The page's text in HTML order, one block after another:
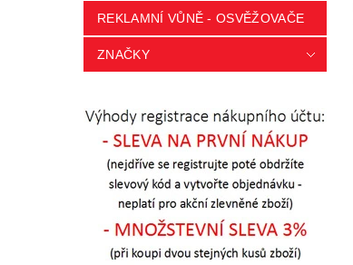
REKLAMNÍ VŮNĚ - OSVĚŽOVAČE
ZNAČKY